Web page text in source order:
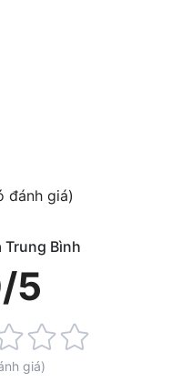
đánh giá)
Bình
5
giá)